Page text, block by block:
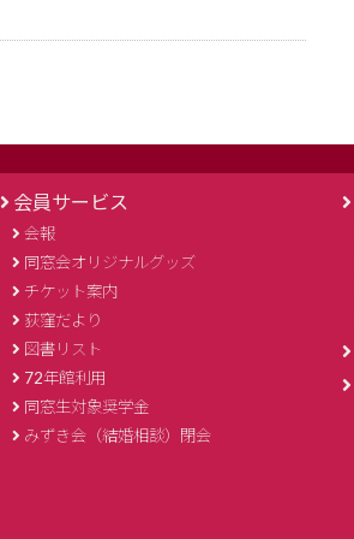
会員サービス
会報
同窓会オリジナルグッズ
チケット案内
荻窪だより
図書リスト
72年館利用
同窓生対象奨学金
みずき会（結婚相談）閉会